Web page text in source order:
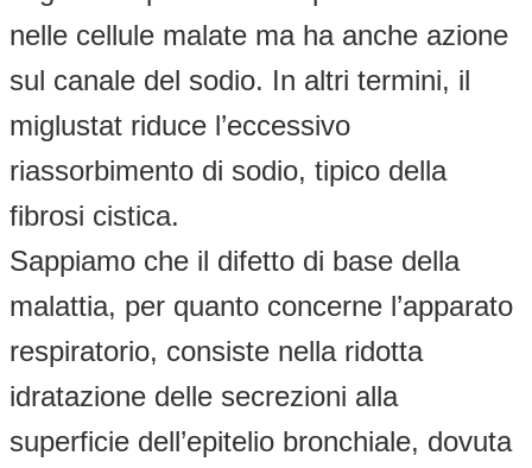
nelle cellule malate ma ha anche azione
sul canale del sodio. In altri termini, il
miglustat riduce l’eccessivo
riassorbimento di sodio, tipico della
fibrosi cistica.
Sappiamo che il difetto di base della
malattia, per quanto concerne l’apparato
respiratorio, consiste nella ridotta
idratazione delle secrezioni alla
superficie dell’epitelio bronchiale, dovuta